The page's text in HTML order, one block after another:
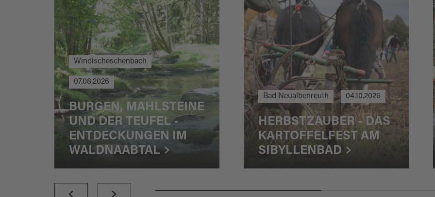
Windischeschenbach
07.08.2026
BURGEN, MAHLSTEINE
UND DER TEUFEL -
ENTDECKUNGEN IM
WALDNAABTAL
Bad Neualbenreuth 04.10.2026
HERBSTZAUBER - DAS
KARTOFFELFEST AM
SIBYLLENBAD